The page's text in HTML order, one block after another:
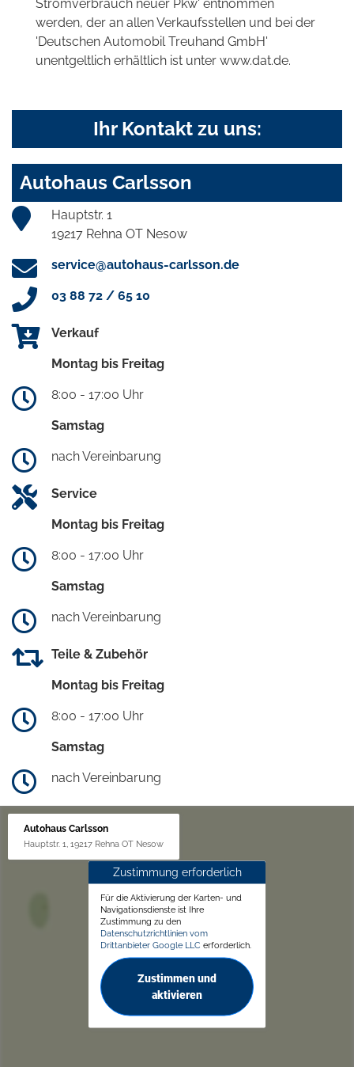
Stromverbrauch neuer Pkw' entnommen
werden, der an allen Verkaufsstellen und bei der
'Deutschen Automobil Treuhand GmbH'
unentgeltlich erhältlich ist unter www.dat.de.
Ihr Kontakt zu uns:
Autohaus Carlsson
Hauptstr. 1
19217 Rehna OT Nesow
service@autohaus-carlsson.de
03 88 72 / 65 10
Verkauf
Montag bis Freitag
8:00 - 17:00 Uhr
Samstag
nach Vereinbarung
Service
Montag bis Freitag
8:00 - 17:00 Uhr
Samstag
nach Vereinbarung
Teile & Zubehör
Montag bis Freitag
8:00 - 17:00 Uhr
Samstag
nach Vereinbarung
Autohaus Carlsson
Hauptstr. 1, 19217 Rehna OT Nesow
Zustimmung erforderlich
Für die Aktivierung der Karten- und
Navigationsdienste ist Ihre
Zustimmung zu den
Datenschutzrichtlinien vom
Drittanbieter Google LLC erforderlich.
Zustimmen und
aktivieren